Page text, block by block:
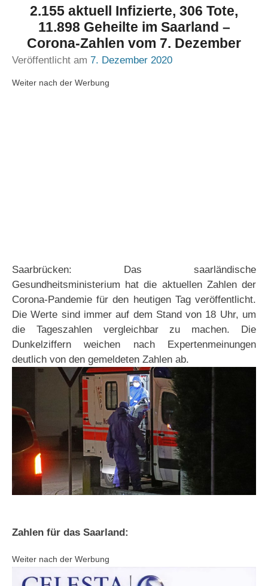
2.155 aktuell Infizierte, 306 Tote,
11.898 Geheilte im Saarland –
Corona-Zahlen vom 7. Dezember
Veröffentlicht am 7. Dezember 2020
Weiter nach der Werbung
Saarbrücken: Das saarländische
Gesundheitsministerium hat die aktuellen Zahlen der
Corona-Pandemie für den heutigen Tag veröffentlicht.
Die Werte sind immer auf dem Stand von 18 Uhr, um
die Tageszahlen vergleichbar zu machen. Die
Dunkelziffern weichen nach Expertenmeinungen
deutlich von den gemeldeten Zahlen ab.
Zahlen für das Saarland:
Weiter nach der Werbung